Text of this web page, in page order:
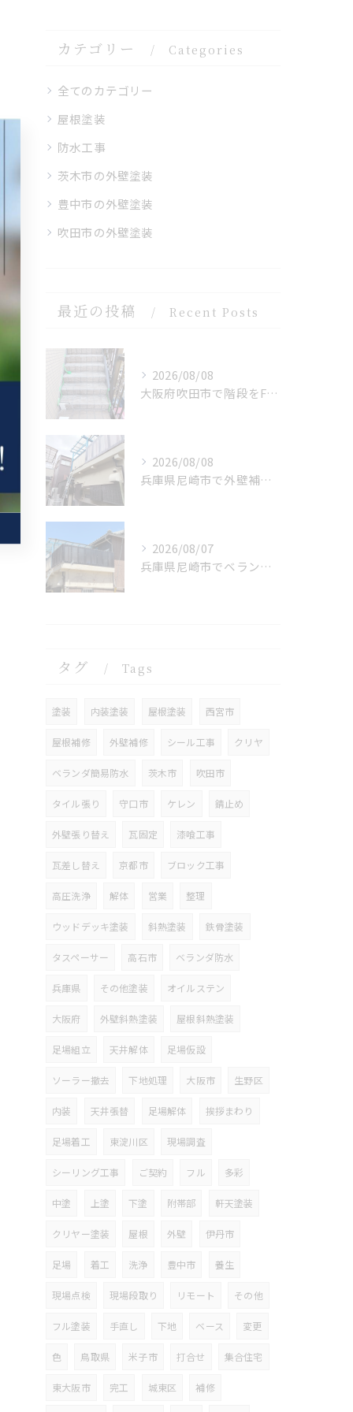
カテゴリー Categories
全てのカテゴリー
屋根塗装
防水工事
茨木市の外壁塗装
豊中市の外壁塗装
吹田市の外壁塗装
最近の投稿 Recent Posts
2026/08/08
大阪府吹田市で階段をFRP 防水を施工しました。
2026/08/08
兵庫県尼崎市で外壁補修を施工しました。
2026/08/07
兵庫県尼崎市でベランダリフォームを完工しました。
タグ Tags
塗装 内装塗装 屋根塗装 西宮市
屋根補修 外壁補修 シール工事 クリヤ
ベランダ簡易防水 茨木市 吹田市
タイル張り 守口市 ケレン 錆止め
外壁張り替え 瓦固定 漆喰工事
瓦差し替え 京都市 ブロック工事
高圧洗浄 解体 営業 整理
ウッドデッキ塗装 斜熱塗装 鉄骨塗装
タスペーサー 高石市 ベランダ防水
兵庫県 その他塗装 オイルステン
大阪府 外壁斜熱塗装 屋根斜熱塗装
足場組立 天井解体 足場仮設
ソーラー撤去 下地処理 大阪市 生野区
内装 天井張替 足場解体 挨拶まわり
足場着工 東淀川区 現場調査
シーリング工事 ご契約 フル 多彩
中塗 上塗 下塗 附帯部 軒天塗装
クリヤー塗装 屋根 外壁 伊丹市
足場 着工 洗浄 豊中市 養生
現場点検 現場段取り リモート その他
フル塗装 手直し 下地 ベース 変更
色 鳥取県 米子市 打合せ 集合住宅
東大阪市 完工 城東区 補修